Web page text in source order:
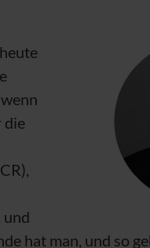
die
),
und
hat man, und so